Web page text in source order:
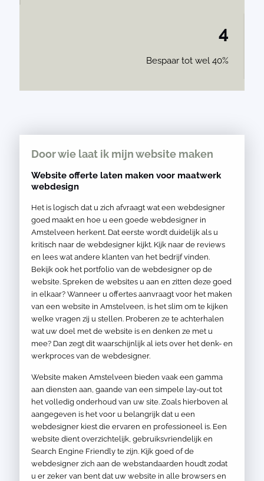
4
Bespaar tot wel 40%
Door wie laat ik mijn website maken
Website offerte laten maken voor maatwerk
webdesign
Het is logisch dat u zich afvraagt wat een webdesigner
goed maakt en hoe u een goede webdesigner in
Amstelveen herkent. Dat eerste wordt duidelijk als u
kritisch naar de webdesigner kijkt. Kijk naar de reviews
en lees wat andere klanten van het bedrijf vinden.
Bekijk ook het portfolio van de webdesigner op de
website. Spreken de websites u aan en zitten deze goed
in elkaar? Wanneer u offertes aanvraagt voor het maken
van een website in Amstelveen, is het slim om te kijken
welke vragen zij u stellen. Proberen ze te achterhalen
wat uw doel met de website is en denken ze met u
mee? Dan zegt dit waarschijnlijk al iets over het denk- en
werkproces van de webdesigner.
Website maken Amstelveen bieden vaak een gamma
aan diensten aan, gaande van een simpele lay-out tot
het volledig onderhoud van uw site. Zoals hierboven al
aangegeven is het voor u belangrijk dat u een
webdesigner kiest die ervaren en professioneel is. Een
website dient overzichtelijk, gebruiksvriendelijk en
Search Engine Friendly te zijn. Kijk goed of de
webdesigner zich aan de webstandaarden houdt zodat
u er zeker van bent dat uw website in alle browsers en